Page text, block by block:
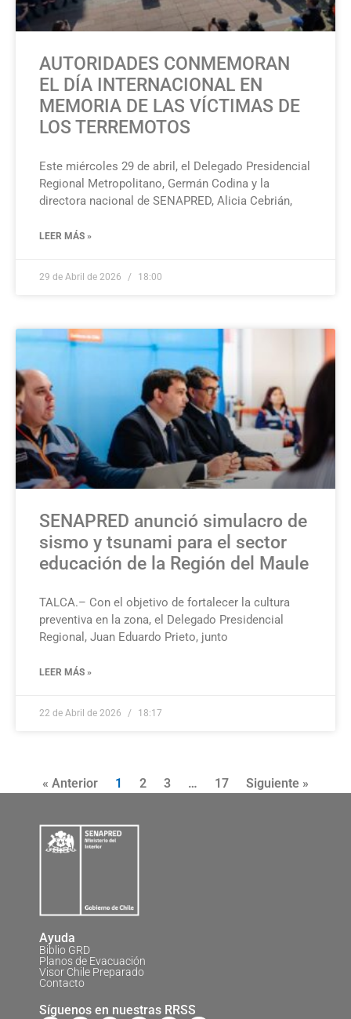
AUTORIDADES CONMEMORAN
EL DÍA INTERNACIONAL EN
MEMORIA DE LAS VÍCTIMAS DE
LOS TERREMOTOS
Este miércoles 29 de abril, el Delegado Presidencial
Regional Metropolitano, Germán Codina y la
directora nacional de SENAPRED, Alicia Cebrián,
LEER MÁS »
29 de Abril de 2026 18:00
SENAPRED anunció simulacro de
sismo y tsunami para el sector
educación de la Región del Maule
TALCA.– Con el objetivo de fortalecer la cultura
preventiva en la zona, el Delegado Presidencial
Regional, Juan Eduardo Prieto, junto
LEER MÁS »
22 de Abril de 2026 18:17
« Anterior 1 2 3 … 17 Siguiente »
Ayuda
Biblio GRD
Planos de Evacuación
Visor Chile Preparado
Contacto
Síguenos en nuestras RRSS